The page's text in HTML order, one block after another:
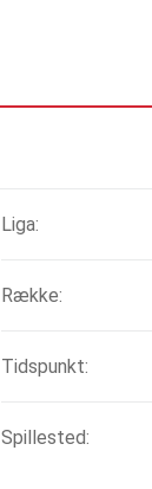
Liga:
Række:
Tidspunkt:
Spillested: